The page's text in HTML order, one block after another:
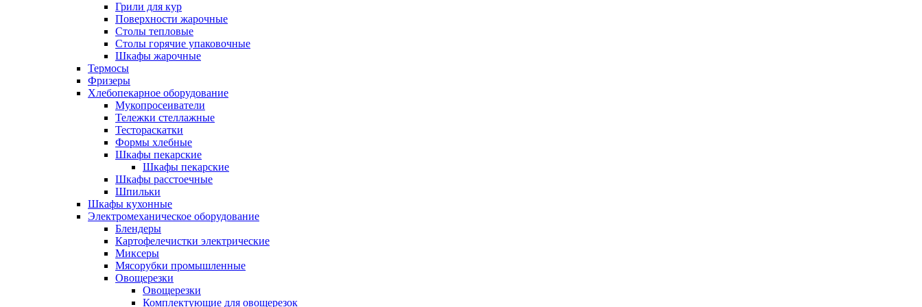
Грили для кур
Поверхности жарочные
Столы тепловые
Столы горячие упаковочные
Шкафы жарочные
Термосы
Фризеры
Хлебопекарное оборудование
Мукопросеиватели
Тележки стеллажные
Тестораскатки
Формы хлебные
Шкафы пекарские
Шкафы пекарские
Шкафы расстоечные
Шпильки
Шкафы кухонные
Электромеханическое оборудование
Блендеры
Картофелечистки электрические
Миксеры
Мясорубки промышленные
Овощерезки
Овощерезки
Комплектующие для овощерезок